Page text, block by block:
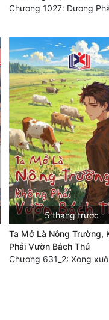
5 tháng trước
Ta Mở Là Nông Trường,
Phải Vườn Bách Thú